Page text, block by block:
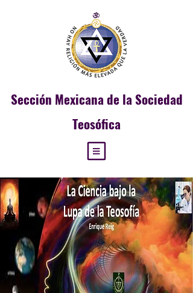
Sección Mexicana de la Sociedad
Teosófica